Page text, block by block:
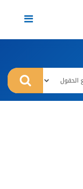
Toggle
navigation